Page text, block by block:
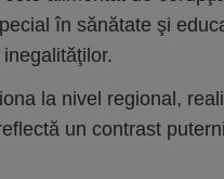
în sănătate şi
la nivel regional,
un contrast